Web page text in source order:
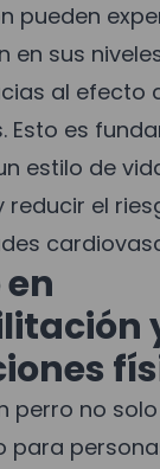
pueden
en sus
al efecto
Esto es
estilo de
reducir el
perro no
para